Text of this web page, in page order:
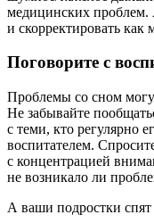
медицинских
и скорректировать
Поговорите с
Проблемы со сном
Не забывайте
с теми, кто регулярно
воспитателем.
с концентрацией
не возникало ли
А ваши подростки спят